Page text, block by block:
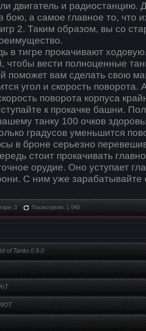
двигатель и радиостанцию.
бою, а самое главное то, что
2. Таким образом, вы со
в тигре прокачивают
чтобы вести полноценные
поможет вам сделать свою
угол и скорость
поворота корпуса
к прокачке башни.
танку 100 очков
градусов уменьшится
в броне серьезно
стоит прокачивать
орудие. Оно уступает
С ним уже зарабатывайте
0 Посмотрели: 1 040
of Tanks 0.9.0